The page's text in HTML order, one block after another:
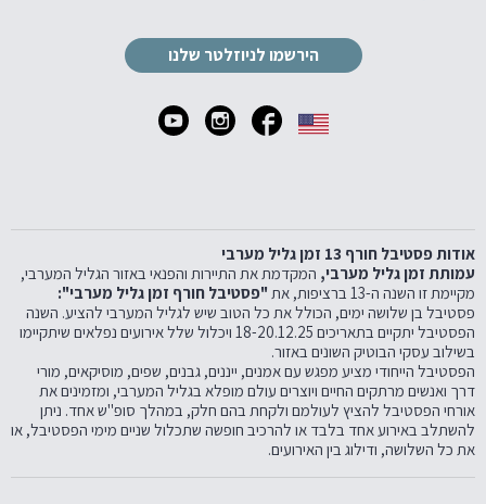
הירשמו לניוזלטר שלנו
אודות פסטיבל חורף 13 זמן גליל מערבי
עמותת זמן גליל מערבי, המקדמת את התיירות והפנאי באזור הגליל המערבי,
מקיימת זו השנה ה-13 ברציפות, את
"פסטיבל חורף זמן גליל מערבי":
פסטיבל בן שלושה ימים, הכולל את כל הטוב שיש לגליל המערבי להציע. השנה
הפסטיבל יתקיים בתאריכים 18-20.12.25 ויכלול שלל אירועים נפלאים שיתקיימו
בשילוב עסקי הבוטיק השונים באזור.
הפסטיבל הייחודי מציע מפגש עם אמנים, ייננים, גבנים, שפים, מוסיקאים, מורי
דרך ואנשים מרתקים החיים ויוצרים עולם מופלא בגליל המערבי, ומזמינים את
אורחי הפסטיבל להציץ לעולמם ולקחת בהם חלק, במהלך סופ"ש אחד. ניתן
להשתלב באירוע אחד בלבד או להרכיב חופשה שתכלול שניים מימי הפסטיבל, או
את כל השלושה, ודילוג בין האירועים.